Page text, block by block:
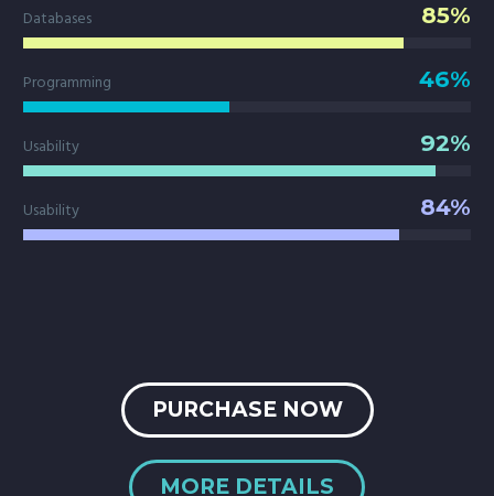
Databases 85%
Programming 46%
Usability 92%
Usability 84%
PURCHASE NOW
MORE DETAILS